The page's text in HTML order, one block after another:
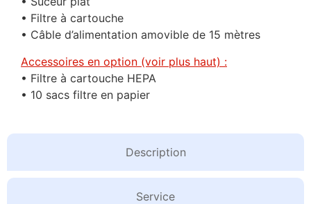
Description
Service
• Filtre à cartouche
• Câble d’alimentation amovible de 15 mètres
Accessoires en option (voir plus haut) :
• Filtre à cartouche HEPA
• 10 sacs filtre en papier